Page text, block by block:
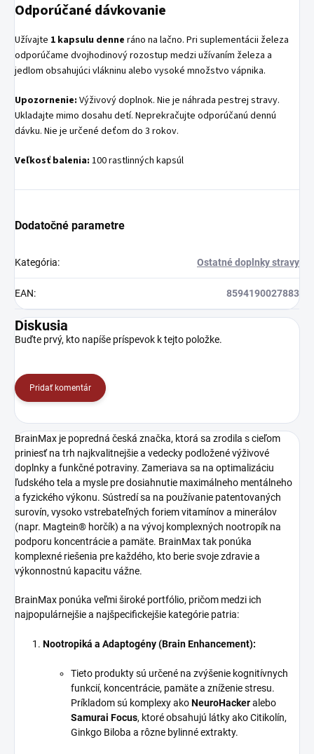
Odporúčané dávkovanie
Užívajte 1 kapsulu denne ráno na lačno. Pri suplementácii železa
odporúčame dvojhodinový rozostup medzi užívaním železa a
jedlom obsahujúci vlákninu alebo vysoké množstvo vápnika.
Upozornenie: Výživový doplnok. Nie je náhrada pestrej stravy.
Ukladajte mimo dosahu detí. Neprekračujte odporúčanú dennú
dávku. Nie je určené deťom do 3 rokov.
Veľkosť balenia: 100 rastlinných kapsúl
Dodatočné parametre
Kategória: Ostatné doplnky stravy
EAN: 8594190027883
Diskusia
Buďte prvý, kto napíše príspevok k tejto položke.
Pridať komentár
BrainMax je popredná česká značka, ktorá sa zrodila s cieľom
priniesť na trh najkvalitnejšie a vedecky podložené výživové
doplnky a funkčné potraviny. Zameriava sa na optimalizáciu
ľudského tela a mysle pre dosiahnutie maximálneho mentálneho
a fyzického výkonu. Sústredí sa na používanie patentovaných
surovín, vysoko vstrebateľných foriem vitamínov a minerálov
(napr. Magtein® horčík) a na vývoj komplexných nootropík na
podporu koncentrácie a pamäte. BrainMax tak ponúka
komplexné riešenia pre každého, kto berie svoje zdravie a
výkonnostnú kapacitu vážne.
BrainMax ponúka veľmi široké portfólio, pričom medzi ich
najpopulárnejšie a najšpecifickejšie kategórie patria:
Nootropiká a Adaptogény (Brain Enhancement):
Tieto produkty sú určené na zvýšenie kognitívnych
funkcií, koncentrácie, pamäte a zníženie stresu.
Príkladom sú komplexy akoNeuroHackeralebo
Samurai Focus, ktoré obsahujú látky ako Citikolín,
Ginkgo Biloba a rôzne bylinné extrakty.